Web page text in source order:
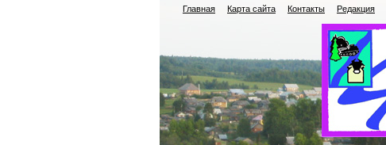
Главная Карта сайта Контакты Редакция